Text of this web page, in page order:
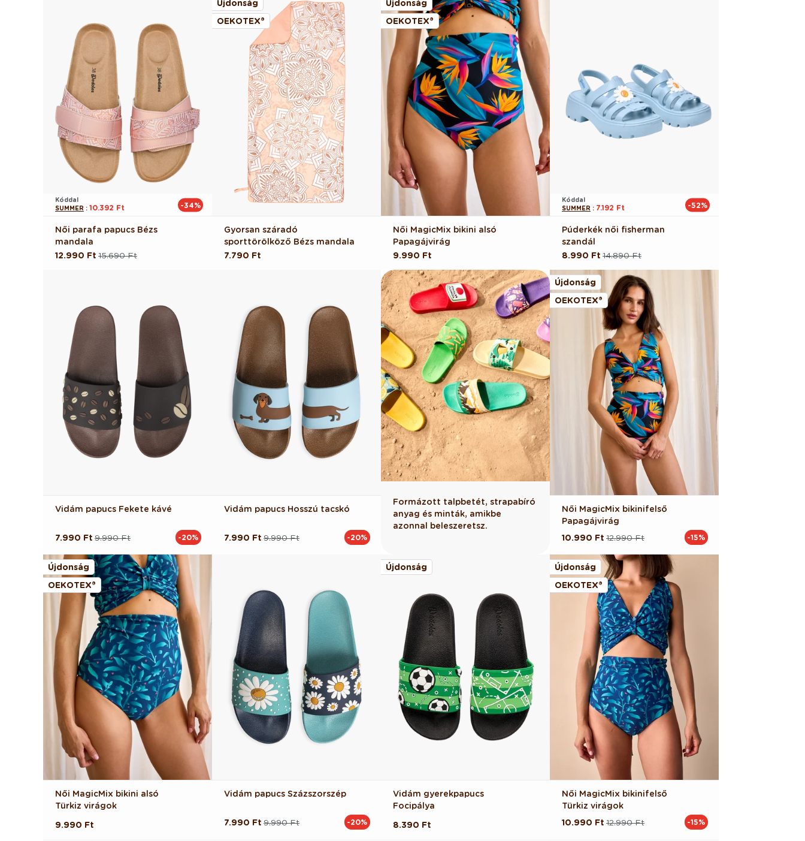
Kóddal
SUMMER : 10.392 Ft -34%
Női parafa papucs Bézs
mandala
Normál
15.690 Ft
Akciós
12.990 Ft
Újdonság
OEKOTEX®
Gyorsan száradó
sporttörölköző Bézs mandala
Normál
7.790 Ft
Újdonság
OEKOTEX®
Női MagicMix bikini alsó
Papagájvirág
Normál
9.990 Ft
Kóddal
SUMMER : 7.192 Ft -52%
Púderkék női fisherman
szandál
Normál
14.890 Ft
Akciós
8.990 Ft
Vidám papucs Fekete kávé
Normál
9.990 Ft
Akciós
7.990 Ft -20%
Vidám papucs Hosszú tacskó
Normál
9.990 Ft
Akciós
7.990 Ft -20%
Formázott talpbetét, strapabíró
anyag és minták, amikbe
azonnal beleszeretsz.
Újdonság
OEKOTEX®
Női MagicMix bikinifelső
Papagájvirág
Normál
12.990 Ft
Akciós
10.990 Ft -15%
Újdonság
OEKOTEX®
Női MagicMix bikini alsó
Türkiz virágok
Normál
9.990 Ft
Vidám papucs Százszorszép
Normál
9.990 Ft
Akciós
7.990 Ft -20%
Újdonság
Vidám gyerekpapucs
Focipálya
Normál
8.390 Ft
Újdonság
OEKOTEX®
Női MagicMix bikinifelső
Türkiz virágok
Normál
12.990 Ft
Akciós
10.990 Ft -15%